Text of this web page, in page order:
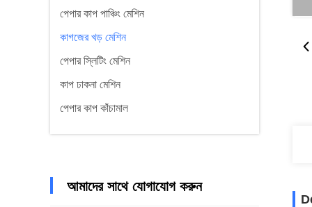
পেপার কাপ পাঞ্চিং মেশিন
কাগজের খড় মেশিন
পেপার স্লিটিং মেশিন
কাপ ঢাকনা মেশিন
পেপার কাপ কাঁচামাল
আমাদের সাথে যোগাযোগ করুন